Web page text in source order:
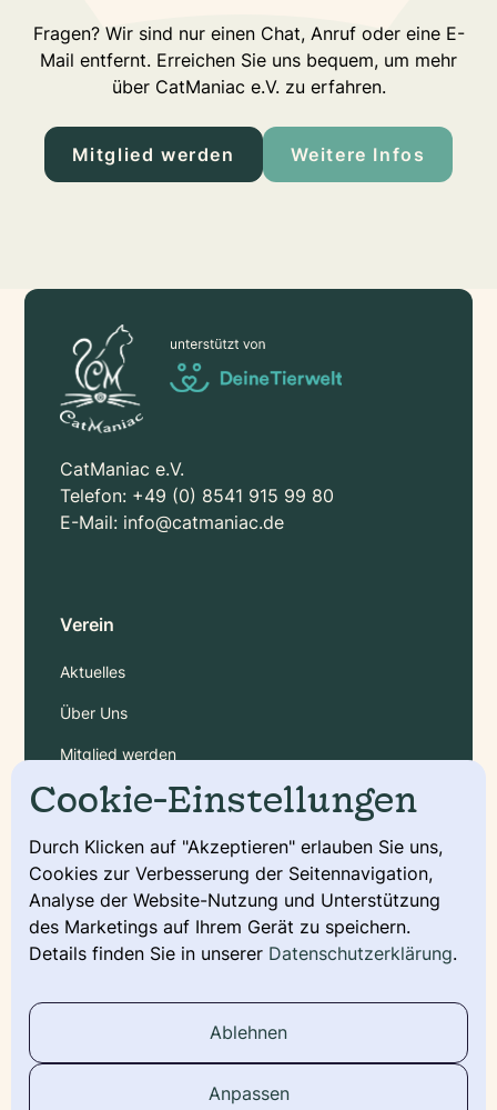
Fragen? Wir sind nur einen Chat, Anruf oder eine E-
Mail entfernt. Erreichen Sie uns bequem, um mehr
über CatManiac e.V. zu erfahren.
Mitglied werden Weitere Infos
CatManiac e.V.
Telefon: +49 (0) 8541 915 99 80
E-Mail: info@catmaniac.de
Verein
Aktuelles
Über Uns
Mitglied werden
Gebühren
Service
Deckmeldung
Urkunde beantragen
Wurfmeldung
Cookie-Einstellungen
Durch Klicken auf "Akzeptieren" erlauben Sie uns,
Cookies zur Verbesserung der Seitennavigation,
Analyse der Website-Nutzung und Unterstützung
des Marketings auf Ihrem Gerät zu speichern.
Details finden Sie in unserer Datenschutzerklärung.
Ablehnen
Anpassen